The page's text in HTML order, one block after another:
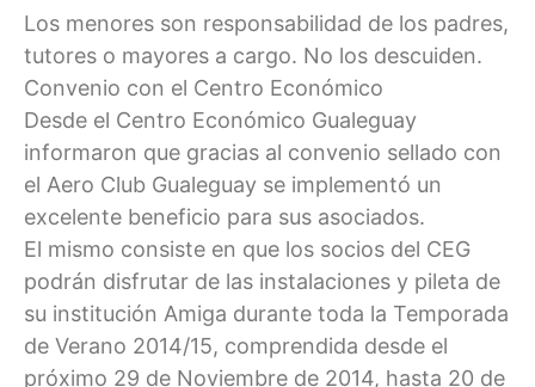
Los menores son responsabilidad de los padres,
tutores o mayores a cargo. No los descuiden.
Convenio con el Centro Económico
Desde el Centro Económico Gualeguay
informaron que gracias al convenio sellado con
el Aero Club Gualeguay se implementó un
excelente beneficio para sus asociados.
El mismo consiste en que los socios del CEG
podrán disfrutar de las instalaciones y pileta de
su institución Amiga durante toda la Temporada
de Verano 2014/15, comprendida desde el
próximo 29 de Noviembre de 2014, hasta 20 de